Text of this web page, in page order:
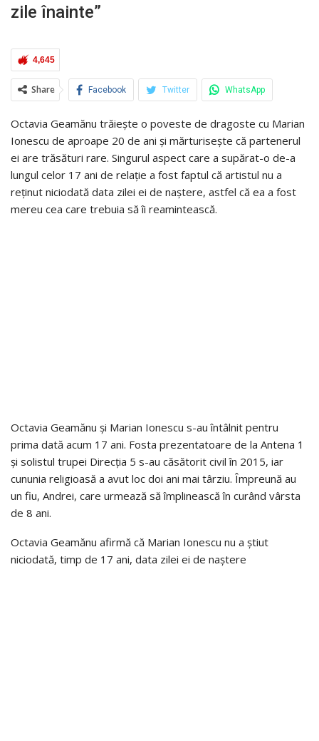
zile înainte”
4,645
Share Facebook Twitter WhatsApp
Octavia Geamănu trăiește o poveste de dragoste cu Marian
Ionescu de aproape 20 de ani și mărturisește că partenerul
ei are trăsături rare. Singurul aspect care a supărat-o de-a
lungul celor 17 ani de relație a fost faptul că artistul nu a
reținut niciodată data zilei ei de naștere, astfel că ea a fost
mereu cea care trebuia să îi reamintească.
Octavia Geamănu și Marian Ionescu s-au întâlnit pentru
prima dată acum 17 ani. Fosta prezentatoare de la Antena 1
și solistul trupei Direcția 5 s-au căsătorit civil în 2015, iar
cununia religioasă a avut loc doi ani mai târziu. Împreună au
un fiu, Andrei, care urmează să împlinească în curând vârsta
de 8 ani.
Octavia Geamănu afirmă că Marian Ionescu nu a știut
niciodată, timp de 17 ani, data zilei ei de naștere